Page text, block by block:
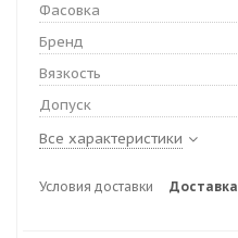
Фасовка
Бренд
Вязкость
Допуск
Все характеристики
Условия доставки Доставка